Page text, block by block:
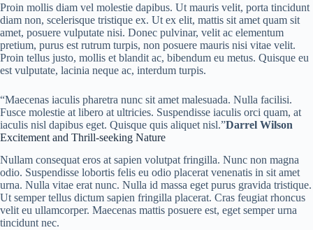
Proin mollis diam vel molestie dapibus. Ut mauris velit, porta tincidunt
diam non, scelerisque tristique ex. Ut ex elit, mattis sit amet quam sit
amet, posuere vulputate nisi. Donec pulvinar, velit ac elementum
pretium, purus est rutrum turpis, non posuere mauris nisi vitae velit.
Proin tellus justo, mollis et blandit ac, bibendum eu metus. Quisque eu
est vulputate, lacinia neque ac, interdum turpis.
“Maecenas iaculis pharetra nunc sit amet malesuada. Nulla facilisi.
Fusce molestie at libero at ultricies. Suspendisse iaculis orci quam, at
iaculis nisl dapibus eget. Quisque quis aliquet nisl.”Darrel Wilson
Excitement and Thrill-seeking Nature
Nullam consequat eros at sapien volutpat fringilla. Nunc non magna
odio. Suspendisse lobortis felis eu odio placerat venenatis in sit amet
urna. Nulla vitae erat nunc. Nulla id massa eget purus gravida tristique.
Ut semper tellus dictum sapien fringilla placerat. Cras feugiat rhoncus
velit eu ullamcorper. Maecenas mattis posuere est, eget semper urna
tincidunt nec.